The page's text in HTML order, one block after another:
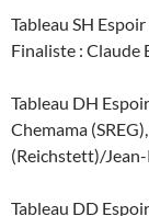
Tableau SH
Finaliste : Claude
Tableau DH
Chemama
(Reichstett)/
Tableau DD